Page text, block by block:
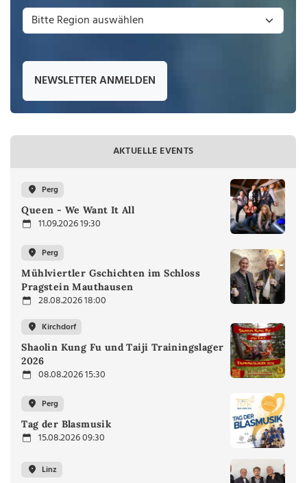
NEWSLETTER ANMELDEN
AKTUELLE EVENTS
Perg
Queen - We Want It All
11.09.2026 19:30
Perg
Mühlviertler Gschichten im Schloss
Pragstein Mauthausen
28.08.2026 18:00
Kirchdorf
Shaolin Kung Fu und Taiji Trainingslager
2026
08.08.2026 15:30
Perg
Tag der Blasmusik
15.08.2026 09:30
Linz